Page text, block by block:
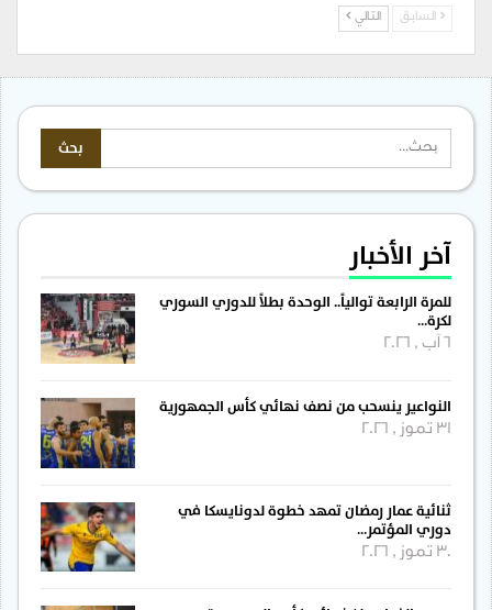
السابق التالي
آخر الأخبار
للمرة الرابعة توالياً.. الوحدة بطلاً للدوري السوري
لكرة…
النواعير ينسحب من نصف نهائي كأس الجمهورية
31 تموز , 2026
ثنائية عمار رمضان تمهد خطوة لدونايسكا في
دوري المؤتمر…
30 تموز , 2026